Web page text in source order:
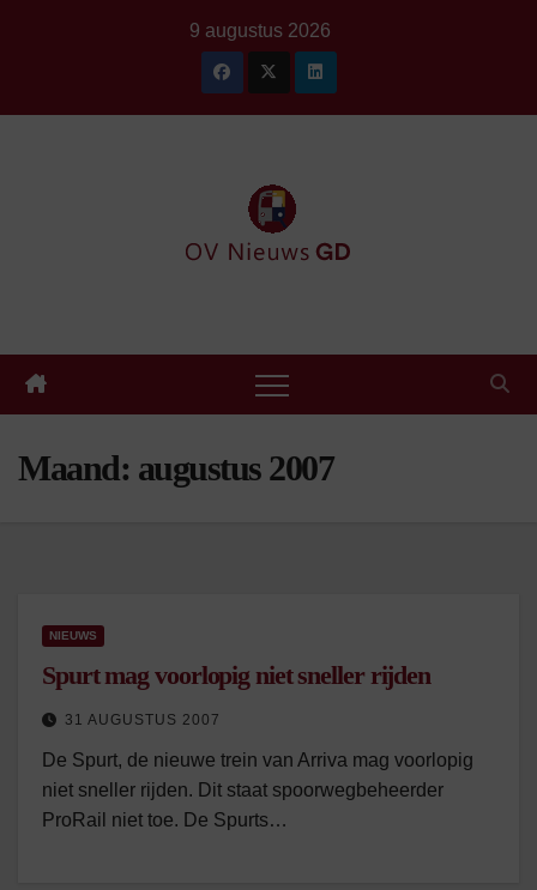
9 augustus 2026
Maand: augustus 2007
NIEUWS
Spurt mag voorlopig niet sneller rijden
31 AUGUSTUS 2007
De Spurt, de nieuwe trein van Arriva mag voorlopig
niet sneller rijden. Dit staat spoorwegbeheerder
ProRail niet toe. De Spurts…